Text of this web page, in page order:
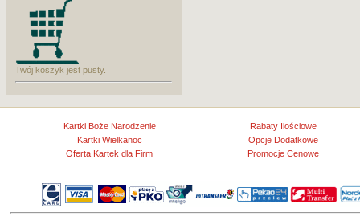
Twój koszyk jest pusty.
Kartki Boże Narodzenie
Rabaty Ilościowe
Kartki Wielkanoc
Opcje Dodatkowe
Oferta Kartek dla Firm
Promocje Cenowe